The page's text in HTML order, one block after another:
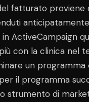
fatturato proviene
ActiveCampaign
con la clinica nel
un programma
il programma
strumento di